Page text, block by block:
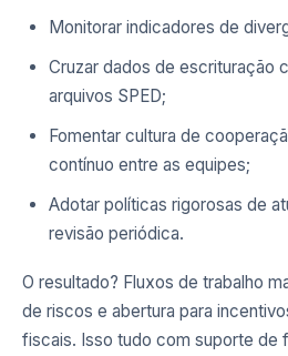
Monitorar indicadores de
Cruzar dados de escrituração
arquivos SPED;
Fomentar cultura de
contínuo entre as equipes;
Adotar políticas rigorosas de
revisão periódica.
O resultado? Fluxos de trabalho
de riscos e abertura para
fiscais. Isso tudo com suporte de